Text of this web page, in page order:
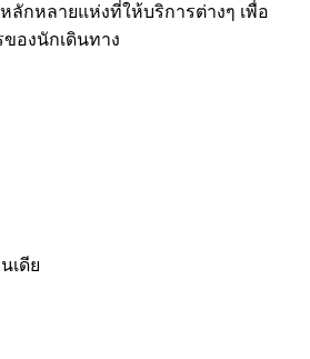
กหลายแห่งที่ให้บริการต่างๆ เพื่อ
องนักเดินทาง
เดีย